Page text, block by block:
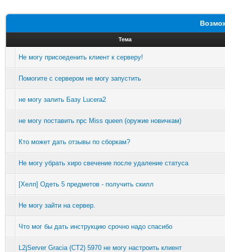
Тема
Не могу присоеденить клиент к серверу!
Помогите с сервером не могу запустить
не могу залить Базу Lucera2
не могу поставить npc Miss queen (оружие новичкам)
Кто может дать отзывы по сборкам?
Не могу убрать хиро свечение после удаление статуса
[Хелп] Одеть 5 предметов - получить скилл
Не могу зайти на сервер.
Что мог бы дать инструкцию срочно надо спасибо
L2jServer Gracia (CT2) 5970 не могу настроить клиент